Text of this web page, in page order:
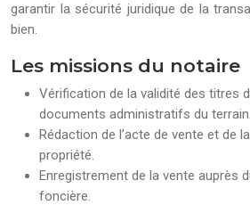
garantir la sécurité juridique de la
bien.
Les missions du notaire
Vérification de la validité des titres
documents administratifs du terrain.
Rédaction de l’acte de vente et de
propriété.
Enregistrement de la vente auprès
foncière.